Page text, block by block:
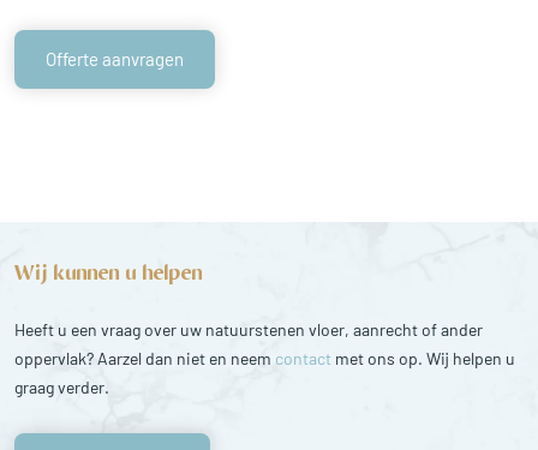
Offerte aanvragen
Wij kunnen u helpen
Heeft u een vraag over uw natuurstenen vloer, aanrecht of ander
oppervlak? Aarzel dan niet en neem contact met ons op. Wij helpen u
graag verder.